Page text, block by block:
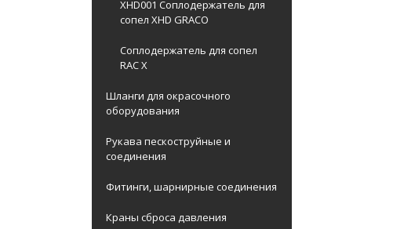
XHD001 Соплодержатель для
сопел XHD GRACO
Соплодержатель для сопел
RAC X
Шланги для окрасочного
оборудования
Рукава пескоструйные и
соединения
Фитинги, шарнирные соединения
Краны сброса давления